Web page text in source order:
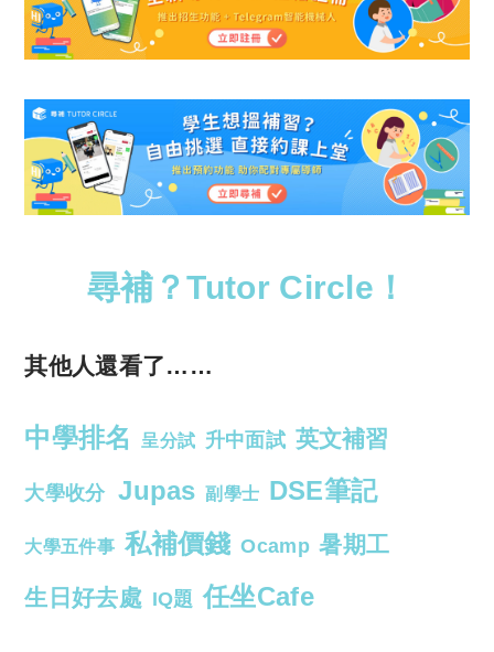
尋補？Tutor Circle！
其他人還看了……
中學排名 呈分試 升中面試 英文補習
大學收分 Jupas 副學士 DSE筆記
大學五件事 私補價錢 Ocamp 暑期工
生日好去處 IQ題 任坐Cafe